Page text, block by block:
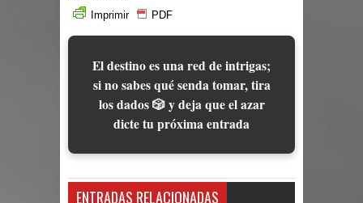
Imprimir
PDF
El destino es una red de intrigas;
si no sabes qué senda tomar, tira
los dados 🎲 y deja que el azar
dicte tu próxima entrada
ENTRADAS RELACIONADAS